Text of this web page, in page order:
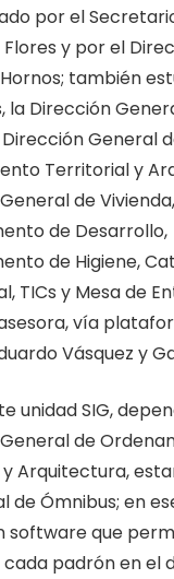
por el
Flores y por el
también
la Dirección
General
Territorial y
de Vivienda,
de Desarrollo,
de Higiene,
TICs y Mesa de
vía
Vásquez y
unidad SIG,
de
Arquitectura,
de Ómnibus; en
software que
padrón en el